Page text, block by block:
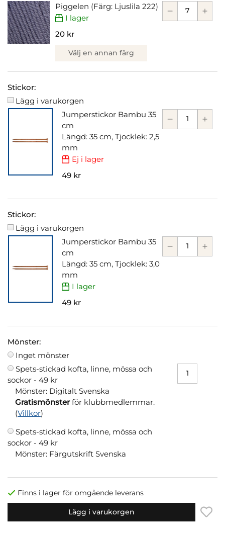
Piggelen (Färg: Ljuslila 222)
I lager
20 kr
Välj en annan färg
Stickor:
Lägg i varukorgen
Jumperstickor Bambu 35
cm
Längd: 35 cm, Tjocklek: 2,5
mm
Ej i lager
49 kr
Stickor:
Lägg i varukorgen
Jumperstickor Bambu 35
cm
Längd: 35 cm, Tjocklek: 3,0
mm
I lager
49 kr
Mönster:
Inget mönster
Spets-stickad kofta, linne, mössa och
sockor - 49 kr
Mönster: Digitalt Svenska
Gratismönsterför klubbmedlemmar.
(Villkor)
Spets-stickad kofta, linne, mössa och
sockor - 49 kr
Mönster: Färgutskrift Svenska
Finns i lager för omgående leverans
Lägg i varukorgen